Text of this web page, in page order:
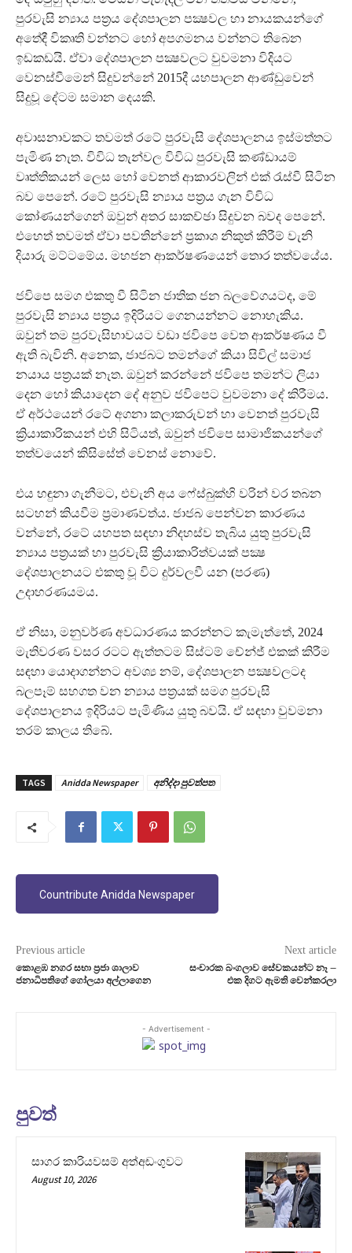
පුරවැසි න්‍යාය පත්‍රය දේශපාලන පක්‍ෂවල හා නායකයන්ගේ
අතේදී විකෘති වන්නට හෝ අපගමනය වන්නට තිබෙන
ඉඩකඩයි. ඒවා දේශපාලන පක්‍ෂවලට වුවමනා විදියට
වෙනස්වීමෙන් සිදුවන්නේ 2015දී යහපාලන ආණ්ඩුවෙන්
සිදුවූ දේටම සමාන දෙයකි.
අවාසනාවකට තවමත් රටේ පුරවැසි දේශපාලනය ඉස්මත්තට
පැමිණ නැත. විවිධ තැන්වල විවිධ පුරවැසි කණ්ඩායම්
වෘත්තිකයන් ලෙස හෝ වෙනත් ආකාරවලින් එක් රැස්වී සිටින
බව පෙනේ. රටේ පුරවැසි න්‍යාය පත්‍රය ගැන විවිධ
කෝණයන්ගෙන් ඔවුන් අතර සාකච්ඡා සිදුවන බවද පෙනේ.
එහෙත් තවමත් ඒවා පවතින්නේ ප්‍රකාශ නිකුත් කිරීම් වැනි
දියාරු මට්ටමේය. මහජන ආකර්ෂණයෙන් තොර තත්වයේය.
ජවිපෙ සමග එකතු වී සිටින ජාතික ජන බලවේගයටද, මේ
පුරවැසි න්‍යාය පත්‍රය ඉදිරියට ගෙනයන්නට නොහැකිය.
ඔවුන් තම පුරවැසිභාවයට වඩා ජවිපෙ වෙත ආකර්ෂණය වී
ඇති බැවිනි. අනෙක, ජාජබට තමන්ගේ කියා සිවිල් සමාජ
නයාය පත්‍රයක් නැත. ඔවුන් කරන්නේ ජවිපෙ තමන්ට ලියා
දෙන හෝ කියාදෙන දේ අනුව ජවිපෙට වුවමනා දේ කිරීමය.
ඒ අර්ථයෙන් රටේ අගනා කලාකරුවන් හා වෙනත් පුරවැසි
ක්‍රියාකාරිකයන් එහි සිටියත්, ඔවුන් ජවිපෙ සාමාජිකයන්ගේ
තත්වයෙන් කිසිසේත් වෙනස් නොවේ.
එය හඳුනා ගැනීමට, එවැනි අය ෆේස්බුක්හි වරින් වර තබන
සටහන් කියවීම ප්‍රමාණවත්ය. ජාජබ පෙන්වන කාරණය
වන්නේ, රටේ යහපත සඳහා නිදහස්ව තැබිය යුතු පුරවැසි
න්‍යාය පත්‍රයක් හා පුරවැසි ක්‍රියාකාරිත්වයක් පක්‍ෂ
දේශපාලනයට එකතු වූ විට දුර්වලවී යන (පරණ)
උදාහරණයමය.
ඒ නිසා, මනුවර්ණ අවධාරණය කරන්නට කැමැත්තේ, 2024
මැතිවරණ වසර රටට ඇත්තටම සිස්ටම් චේන්ජ් එකක් කිරීම
සඳහා යොදාගන්නට අවශ්‍ය නම්, දේශපාලන පක්‍ෂවලටද
බලපෑම් සහගත වන න්‍යාය පත්‍රයක් සමග පුරවැසි
දේශපාලනය ඉදිරියට පැමිණිය යුතු බවයි. ඒ සඳහා වුවමනා
තරම් කාලය තිබේ.
TAGS Anidda Newspaper අනිද්දා පුවත්පත
Countribute Anidda Newspaper
Previous article
කොළඹ නගර සභා ප්‍රජා ශාලාව
ජනාධිපතිගේ ගෝලයා අල්ලාගෙන
Next article
සංචාරක බංගලාව සේවකයන්ට නෑ –
එක දිගට ඇමති වෙන්කරලා
- Advertisement -
පුවත්
සාගර කාරියවසම් අත්අඩංගුවට
August 10, 2026